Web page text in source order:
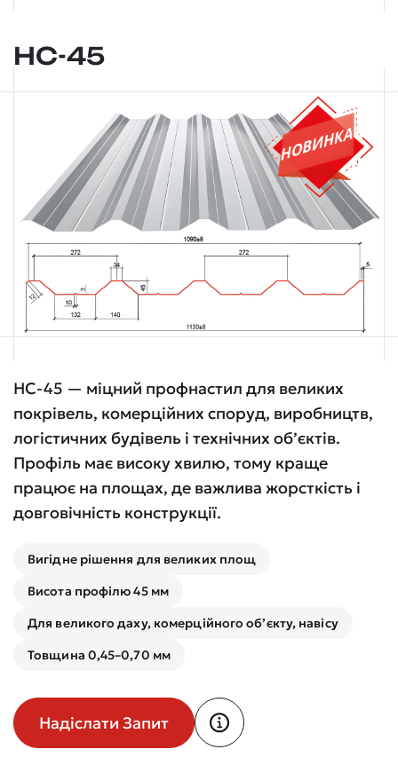
НС-45
НС-45 — міцний профнастил для великих
покрівель, комерційних споруд, виробництв,
логістичних будівель і технічних об’єктів.
Профіль має високу хвилю, тому краще
працює на площах, де важлива жорсткість і
довговічність конструкції.
Вигідне рішення для великих площ
Висота профілю 45 мм
Для великого даху, комерційного об’єкту, навісу
Товщина 0,45–0,70 мм
Надіслати Запит